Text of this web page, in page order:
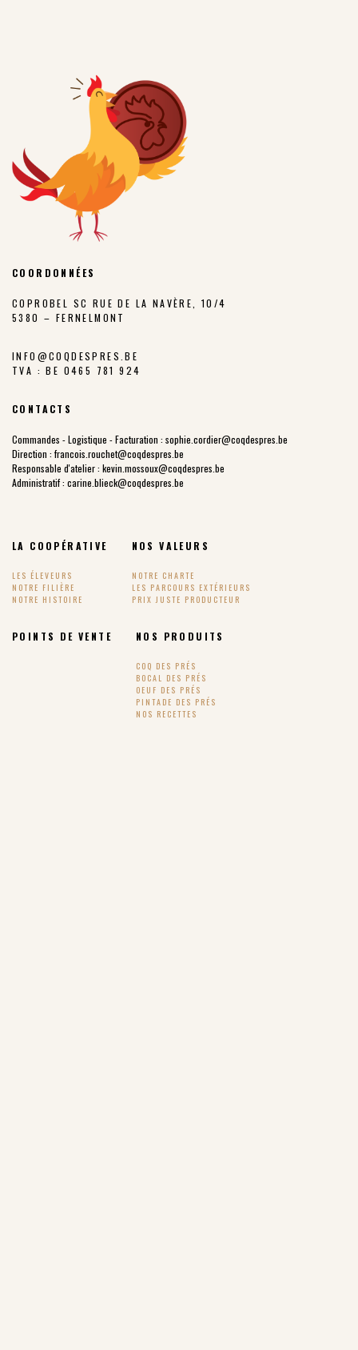
COORDONNÉES
COPROBEL SC RUE DE LA NAVÈRE, 10/4
5380 – FERNELMONT
INFO@COQDESPRES.BE
TVA : BE 0465 781 924
CONTACTS
Commandes - Logistique - Facturation : sophie.cordier@coqdespres.be
Direction : francois.rouchet@coqdespres.be
Responsable d'atelier : kevin.mossoux@coqdespres.be
Administratif : carine.blieck@coqdespres.be
LA COOPÉRATIVE
LES ÉLEVEURS
NOTRE FILIÈRE
NOTRE HISTOIRE
NOS VALEURS
NOTRE CHARTE
LES PARCOURS EXTÉRIEURS
PRIX JUSTE PRODUCTEUR
POINTS DE VENTE NOS PRODUITS
COQ DES PRÉS
BOCAL DES PRÉS
OEUF DES PRÉS
PINTADE DES PRÉS
NOS RECETTES